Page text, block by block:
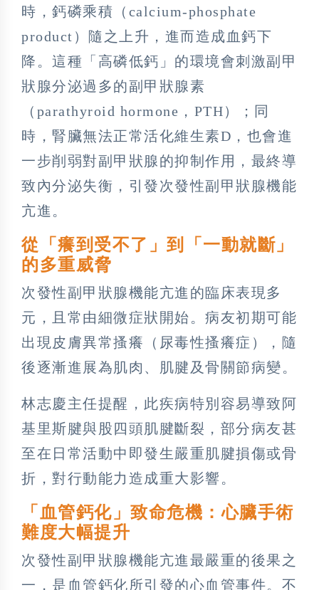
時，鈣磷乘積（calcium-phosphate
product）隨之上升，進而造成血鈣下
降。這種「高磷低鈣」的環境會刺激副甲
狀腺分泌過多的副甲狀腺素
（parathyroid hormone，PTH）；同
時，腎臟無法正常活化維生素D，也會進
一步削弱對副甲狀腺的抑制作用，最終導
致內分泌失衡，引發次發性副甲狀腺機能
亢進。
從「癢到受不了」到「一動就斷」
的多重威脅
次發性副甲狀腺機能亢進的臨床表現多
元，且常由細微症狀開始。病友初期可能
出現皮膚異常搔癢（尿毒性搔癢症），隨
後逐漸進展為肌肉、肌腱及骨關節病變。
林志慶主任提醒，此疾病特別容易導致阿
基里斯腱與股四頭肌腱斷裂，部分病友甚
至在日常活動中即發生嚴重肌腱損傷或骨
折，對行動能力造成重大影響。
「血管鈣化」致命危機：心臟手術
難度大幅提升
次發性副甲狀腺機能亢進最嚴重的後果之
一，是血管鈣化所引發的心血管事件。不